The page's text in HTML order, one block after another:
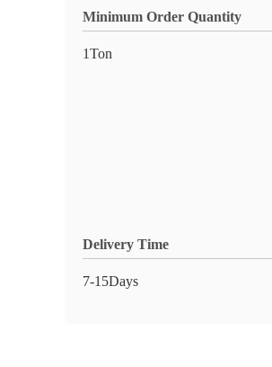
Minimum Order Quantity
1Ton
Delivery Time
7-15Days